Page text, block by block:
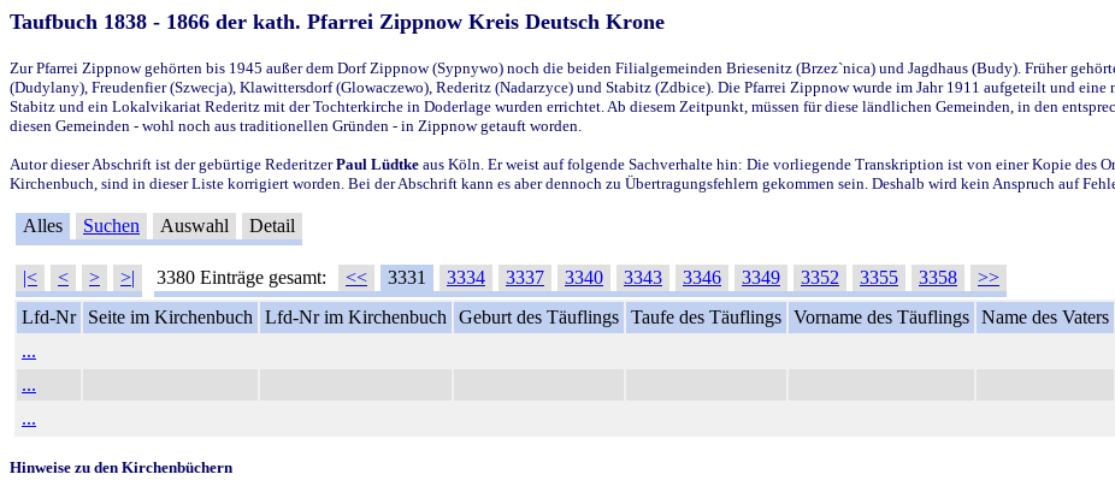
Taufbuch 1838 - 1866 der kath. Pfarrei Zippnow Kreis Deutsch Krone
Zur Pfarrei Zippnow gehörten bis 1945 außer dem Dorf Zippnow (Sypnywo) noch die beiden Filialgemeinden Briesenitz (Brzez`nica) und Jagdhaus (Budy). Früher
(Dudylany), Freudenfier (Szwecja), Klawittersdorf (Glowaczewo), Rederitz (Nadarzyce) und Stabitz (Zdbice). Die Pfarrei Zippnow wurde im Jahr 1911 aufgeteilt und
Stabitz und ein Lokalvikariat Rederitz mit der Tochterkirche in Doderlage wurden errichtet. Ab diesem Zeitpunkt, müssen für diese ländlichen Gemeinden, in den
diesen Gemeinden - wohl noch aus traditionellen Gründen - in Zippnow getauft worden.
Autor dieser Abschrift ist der gebürtige RederitzerPaul Lüdtke aus Köln. Er weist auf folgende Sachverhalte hin: Die vorliegende Transkription ist von einer Kopie des
Kirchenbuch, sind in dieser Liste korrigiert worden. Bei der Abschrift kann es aber dennoch zu Übertragungsfehlern gekommen sein. Deshalb wird kein Anspruch auf
Alles Suchen Auswahl Detail
|< < > >| 3380 Einträge gesamt: << 3331 3334 3337 3340 3343 3346 3349 3352 3355 3358
>>
Lfd-Nr
Seite im Kirchenbuch Lfd-Nr im Kirchenbuch Geburt des Täuflings Taufe des Täuflings Vorname des Täuflings Name des Vaters
...
...
...
Hinweise zu den Kirchenbüchern